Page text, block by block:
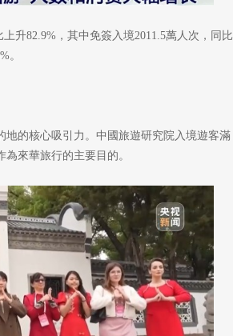
升82.9%，其中免簽入境2011.5萬人次，同比
。
的核心吸引力。中國旅遊研究院入境遊客滿
來華旅行的主要目的。